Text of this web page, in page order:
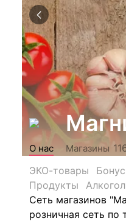
О нас Магазины
ЭКО-товары
Продукты
Сеть магазинов
розничная сеть по